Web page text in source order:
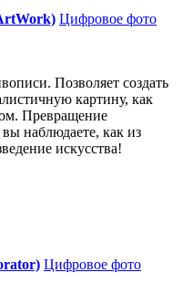
Цифровое фото
Позволяет создать
картину, как
Превращение
наблюдаете, как из
искусства!
Цифровое фото